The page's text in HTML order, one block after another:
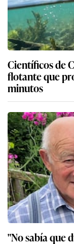
Científicos de
flotante que
minutos
"No sabía que